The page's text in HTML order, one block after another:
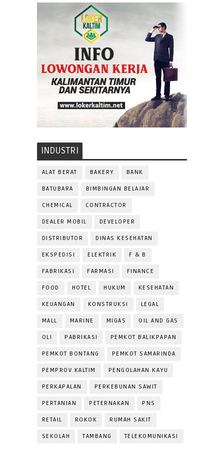
INDUSTRI
ALAT BERAT BAKERY BANK
BATUBARA BIMBINGAN BELAJAR
CHEMICAL CONTRACTOR
DEALER MOBIL DEVELOPER
DISTRIBUTOR DINAS KESEHATAN
EKSPEDISI ELEKTRIK F & B
FABRIKASI FARMASI FINANCE
FOOD HOTEL HUKUM KESEHATAN
KEUANGAN KONSTRUKSI LEGAL
MALL MARINE MIGAS OIL AND GAS
OLI PABRIKASI PEMKOT BALIKPAPAN
PEMKOT BONTANG PEMKOT SAMARINDA
PEMPROV KALTIM PENGOLAHAN KAYU
PERKAPALAN PERKEBUNAN SAWIT
PERTANIAN PETERNAKAN PNS
RETAIL ROKOK RUMAH SAKIT
SEKOLAH TAMBANG TELEKOMUNIKASI